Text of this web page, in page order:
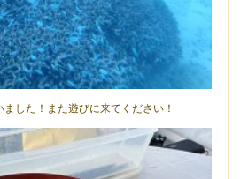
した！また遊びに来てください！